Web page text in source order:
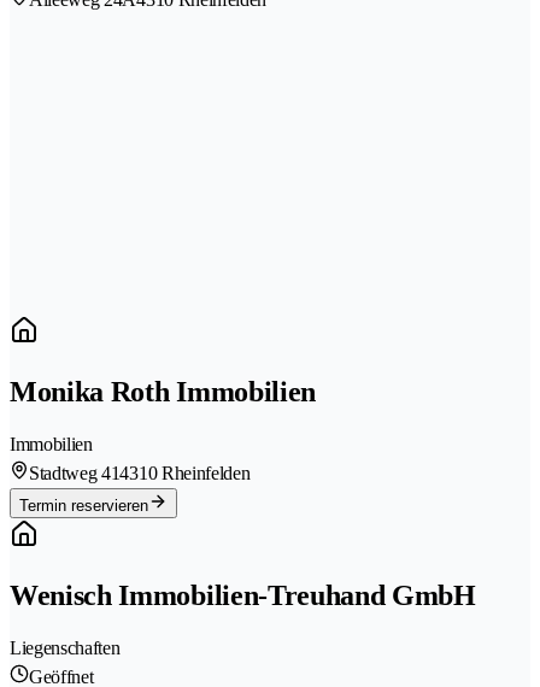
Monika Roth Immobilien
Immobilien
Stadtweg 414310 Rheinfelden
Termin reservieren
Wenisch Immobilien-Treuhand GmbH
Liegenschaften
Geöffnet